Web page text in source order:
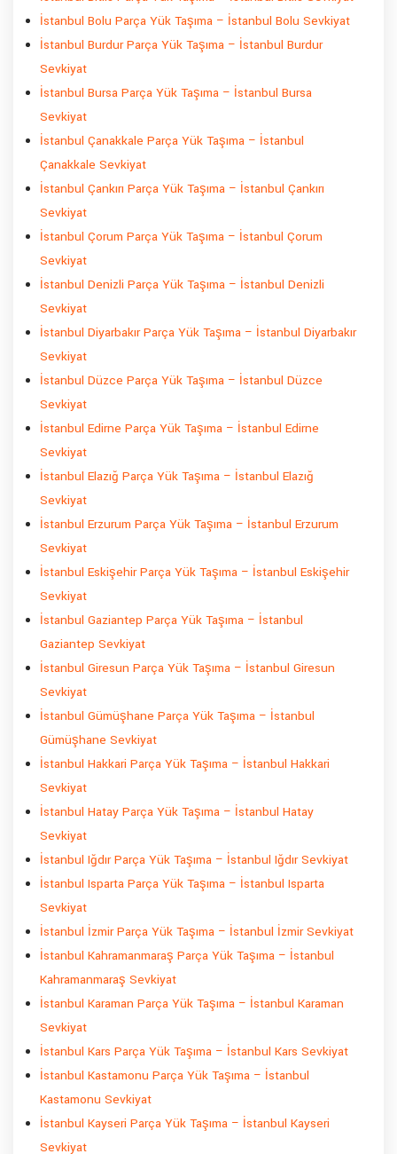
İstanbul Bolu Parça Yük Taşıma – İstanbul Bolu Sevkiyat
İstanbul Burdur Parça Yük Taşıma – İstanbul Burdur
Sevkiyat
İstanbul Bursa Parça Yük Taşıma – İstanbul Bursa
Sevkiyat
İstanbul Çanakkale Parça Yük Taşıma – İstanbul
Çanakkale Sevkiyat
İstanbul Çankırı Parça Yük Taşıma – İstanbul Çankırı
Sevkiyat
İstanbul Çorum Parça Yük Taşıma – İstanbul Çorum
Sevkiyat
İstanbul Denizli Parça Yük Taşıma – İstanbul Denizli
Sevkiyat
İstanbul Diyarbakır Parça Yük Taşıma – İstanbul Diyarbakır
Sevkiyat
İstanbul Düzce Parça Yük Taşıma – İstanbul Düzce
Sevkiyat
İstanbul Edirne Parça Yük Taşıma – İstanbul Edirne
Sevkiyat
İstanbul Elazığ Parça Yük Taşıma – İstanbul Elazığ
Sevkiyat
İstanbul Erzurum Parça Yük Taşıma – İstanbul Erzurum
Sevkiyat
İstanbul Eskişehir Parça Yük Taşıma – İstanbul Eskişehir
Sevkiyat
İstanbul Gaziantep Parça Yük Taşıma – İstanbul
Gaziantep Sevkiyat
İstanbul Giresun Parça Yük Taşıma – İstanbul Giresun
Sevkiyat
İstanbul Gümüşhane Parça Yük Taşıma – İstanbul
Gümüşhane Sevkiyat
İstanbul Hakkari Parça Yük Taşıma – İstanbul Hakkari
Sevkiyat
İstanbul Hatay Parça Yük Taşıma – İstanbul Hatay
Sevkiyat
İstanbul Iğdır Parça Yük Taşıma – İstanbul Iğdır Sevkiyat
İstanbul Isparta Parça Yük Taşıma – İstanbul Isparta
Sevkiyat
İstanbul İzmir Parça Yük Taşıma – İstanbul İzmir Sevkiyat
İstanbul Kahramanmaraş Parça Yük Taşıma – İstanbul
Kahramanmaraş Sevkiyat
İstanbul Karaman Parça Yük Taşıma – İstanbul Karaman
Sevkiyat
İstanbul Kars Parça Yük Taşıma – İstanbul Kars Sevkiyat
İstanbul Kastamonu Parça Yük Taşıma – İstanbul
Kastamonu Sevkiyat
İstanbul Kayseri Parça Yük Taşıma – İstanbul Kayseri
Sevkiyat